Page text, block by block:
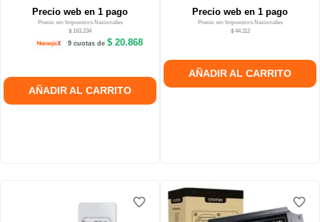
Precio web en 1 pago
Precio sin Impuestos Nacionales
$ 163.234
9 cuotas de$ 20.868
AÑADIR AL CARRITO
Precio web en 1 pago
Precio sin Impuestos Nacionales
$ 44.112
AÑADIR AL CARRITO
favorite_border
favorite_border favorite_border
favorite_border